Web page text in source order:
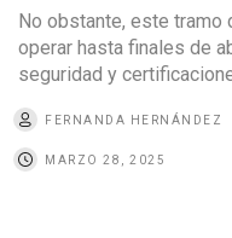
No obstante, este tramo
operar hasta finales de
seguridad y
FERNANDA HERNÁNDEZ
MARZO 28, 2025